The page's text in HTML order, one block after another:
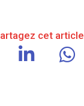
cet article